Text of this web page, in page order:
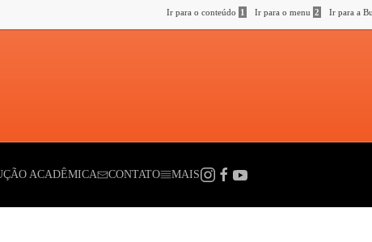
Ir para o menu2 Ir para a Busca 3 Ir para
ACADÊMICA CONTATO MAIS